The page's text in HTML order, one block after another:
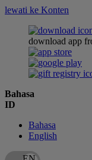
lewati ke Konten
download app
Bahasa
ID
Bahasa
English